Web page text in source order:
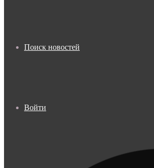
Поиск новостей
Войти